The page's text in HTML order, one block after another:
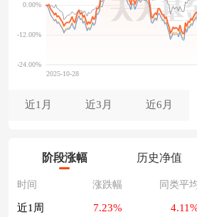
近1月 近3月 近6月
阶段涨幅 历史净值
时间 涨跌幅 同类平
近1周 7.23%